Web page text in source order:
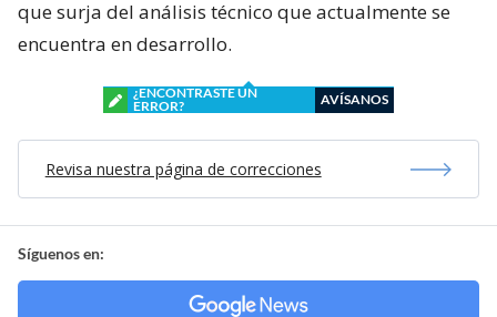
que surja del análisis técnico que actualmente se
encuentra en desarrollo.
¿ENCONTRASTE UN
ERROR?
AVÍSANOS
Revisa nuestra página de correcciones
Síguenos en: